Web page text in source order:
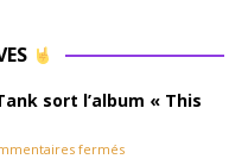
sort l’album « This
fermés